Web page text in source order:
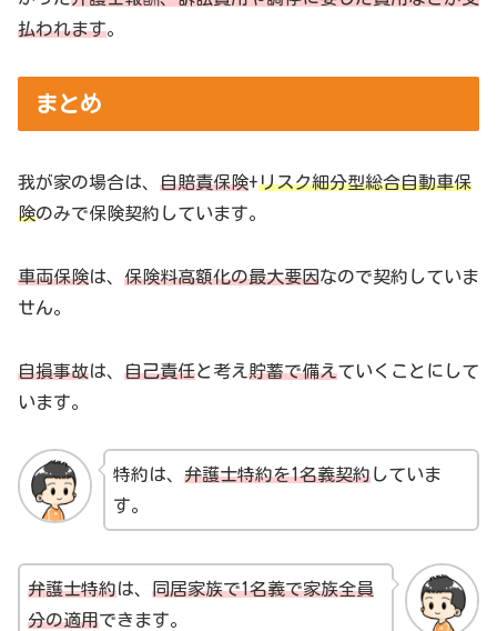
払われます。
まとめ
我が家の場合は、 自賠責保険+リスク細分型総合自動車保
険のみで保険契約しています。
車両保険は、 保険料高額化の最大要因なので契約していま
せん。
自損事故は、 自己責任と考え 貯蓄で備えていくことにして
います。
特約は、 弁護士特約を1名義契約していま
す。
弁護士特約は、 同居家族で1名義で家族全員
分の適用できます。